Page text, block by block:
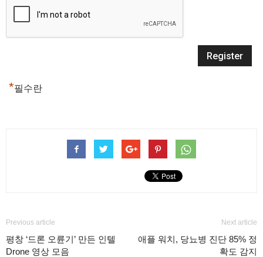
*필수란
Previous article
평창 ‘드론 오륜기’ 만든 인텔
Drone 영상 모음
Next article
애플 워치, 당뇨병 진단 85% 정
확도 감지